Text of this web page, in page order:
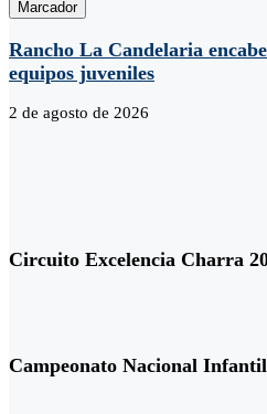
Marcador
Rancho La Candelaria
equipos juveniles
2 de agosto de 2026
Circuito Excelencia Charra
Campeonato Nacional